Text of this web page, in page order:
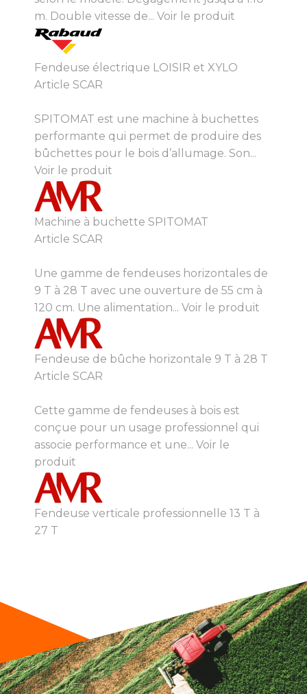
m. Double vitesse de... Voir le produit
Fendeuse électrique LOISIR et XYLO
Article SCAR
SPITOMAT est une machine à buchettes
performante qui permet de produire des
bûchettes pour le bois d’allumage. Son...
Voir le produit
Machine à buchette SPITOMAT
Article SCAR
Une gamme de fendeuses horizontales de
9 T à 28 T avec une ouverture de 55 cm à
120 cm. Une alimentation... Voir le produit
Fendeuse de bûche horizontale 9 T à 28 T
Article SCAR
Cette gamme de fendeuses à bois est
conçue pour un usage professionnel qui
associe performance et une... Voir le
produit
Fendeuse verticale professionnelle 13 T à
27 T